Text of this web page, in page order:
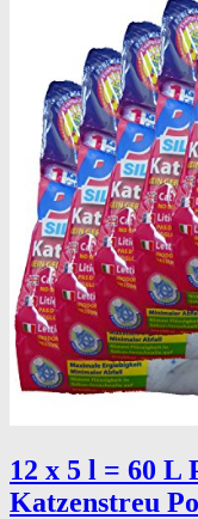
12 x 5 l = 60 L
Katzenstreu